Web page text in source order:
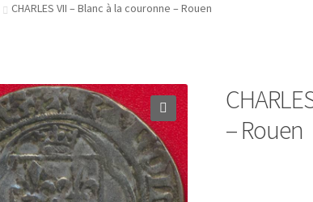
CHARLES VII – Blanc à la couronne – Rouen
– Rouen